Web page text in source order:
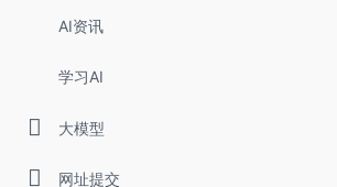
AI资讯
学习AI
大模型
网址提交